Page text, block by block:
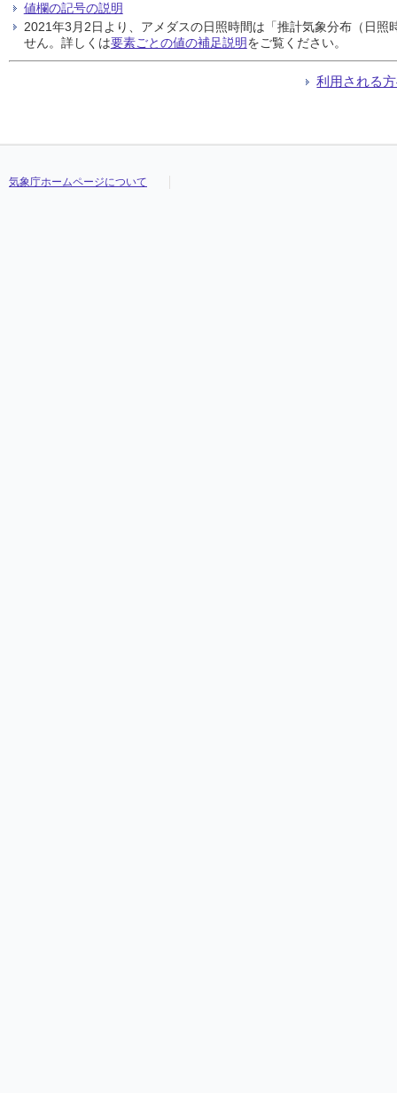
値欄の記号の説明
2021年3月2日より、アメダスの日照時間は「推計気象分布（日
せん。詳しくは要素ごとの値の補足説明をご覧ください。
利用される
気象庁ホームページについて